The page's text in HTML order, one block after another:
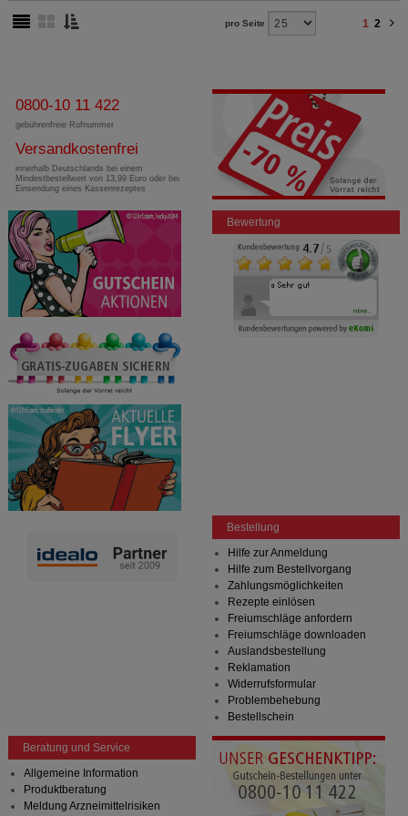
Dritte wie z.B. Google oder soziale Medien
übertragen werden.
pro Seite 1 2
0800-10 11 422
gebührenfreie Rufnummer
Versandkostenfrei
innerhalb Deutschlands bei einem
Mindestbestellwert von 13,99 Euro oder bei
Einsendung eines Kassenrezeptes
Bewertung
Bestellung
Hilfe zur Anmeldung
Hilfe zum Bestellvorgang
Zahlungsmöglichkeiten
Rezepte einlösen
Freiumschläge anfordern
Freiumschläge downloaden
Auslandsbestellung
Reklamation
Widerrufsformular
Problembehebung
Bestellschein
Beratung und Service
Allgemeine Information
Produktberatung
Meldung Arzneimittelrisiken